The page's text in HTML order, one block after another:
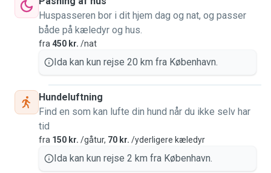
Huspasseren bor i dit hjem dag og nat, og passer
både på kæledyr og hus.
fra 450 kr. /nat
Ida kan kun rejse 20 km fra København.
Hundeluftning
Find en som kan lufte din hund når du ikke selv har
tid
fra 150 kr. /gåtur, 70 kr. /yderligere kæledyr
Ida kan kun rejse 2 km fra København.